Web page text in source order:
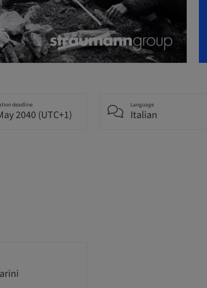
deadline
2040 (UTC+1)
Language
Italian